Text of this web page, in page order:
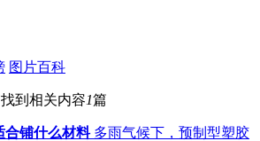
图片百科
到相关内容1篇
合铺什么材料 多雨气候下，预制型塑胶